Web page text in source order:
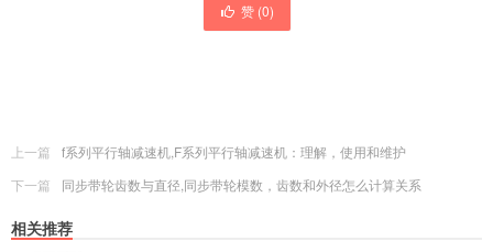
赞 (0)
上一篇
f系列平行轴减速机,F系列平行轴减速机：理解，使用和维护
下一篇
同步带轮齿数与直径,同步带轮模数，齿数和外径怎么计算关系
相关推荐